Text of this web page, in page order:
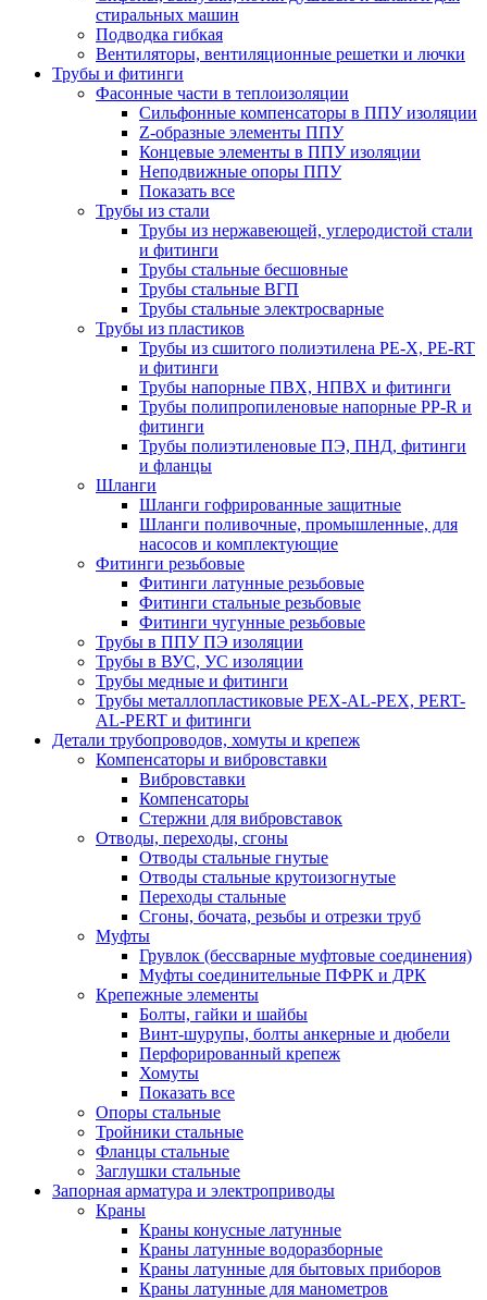
стиральных машин
Подводка гибкая
Вентиляторы, вентиляционные решетки и лючки
Трубы и фитинги
Фасонные части в теплоизоляции
Cильфонные компенсаторы в ППУ изоляции
Z-образные элементы ППУ
Концевые элементы в ППУ изоляции
Неподвижные опоры ППУ
Показать все
Трубы из стали
Трубы из нержавеющей, углеродистой стали
и фитинги
Трубы стальные бесшовные
Трубы стальные ВГП
Трубы стальные электросварные
Трубы из пластиков
Трубы из сшитого полиэтилена PE-X, PE-RT
и фитинги
Трубы напорные ПВХ, НПВХ и фитинги
Трубы полипропиленовые напорные PP-R и
фитинги
Трубы полиэтиленовые ПЭ, ПНД, фитинги
и фланцы
Шланги
Шланги гофрированные защитные
Шланги поливочные, промышленные, для
насосов и комплектующие
Фитинги резьбовые
Фитинги латунные резьбовые
Фитинги стальные резьбовые
Фитинги чугунные резьбовые
Трубы в ППУ ПЭ изоляции
Трубы в ВУС, УС изоляции
Трубы медные и фитинги
Трубы металлопластиковые PEX-AL-PEX, PERT-
AL-PERT и фитинги
Детали трубопроводов, хомуты и крепеж
Компенсаторы и вибровставки
Вибровставки
Компенсаторы
Стержни для вибровставок
Отводы, переходы, сгоны
Отводы стальные гнутые
Отводы стальные крутоизогнутые
Переходы стальные
Сгоны, бочата, резьбы и отрезки труб
Муфты
Грувлок (бессварные муфтовые соединения)
Муфты соединительные ПФРК и ДРК
Крепежные элементы
Болты, гайки и шайбы
Винт-шурупы, болты анкерные и дюбели
Перфорированный крепеж
Хомуты
Показать все
Опоры стальные
Тройники стальные
Фланцы стальные
Заглушки стальные
Запорная арматура и электроприводы
Краны
Краны конусные латунные
Краны латунные водоразборные
Краны латунные для бытовых приборов
Краны латунные для манометров